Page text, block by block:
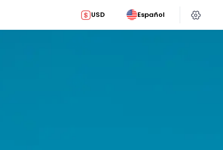
USD Español